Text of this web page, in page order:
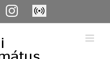
Instagram
Élő
közvetítés